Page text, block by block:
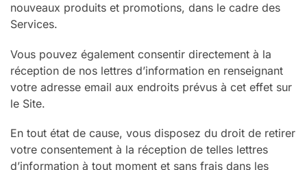
nouveaux produits et promotions, dans le cadre des
Services.
Vous pouvez également consentir directement à la
réception de nos lettres d’information en renseignant
votre adresse email aux endroits prévus à cet effet sur
le Site.
En tout état de cause, vous disposez du droit de retirer
votre consentement à la réception de telles lettres
d’information à tout moment et sans frais dans les